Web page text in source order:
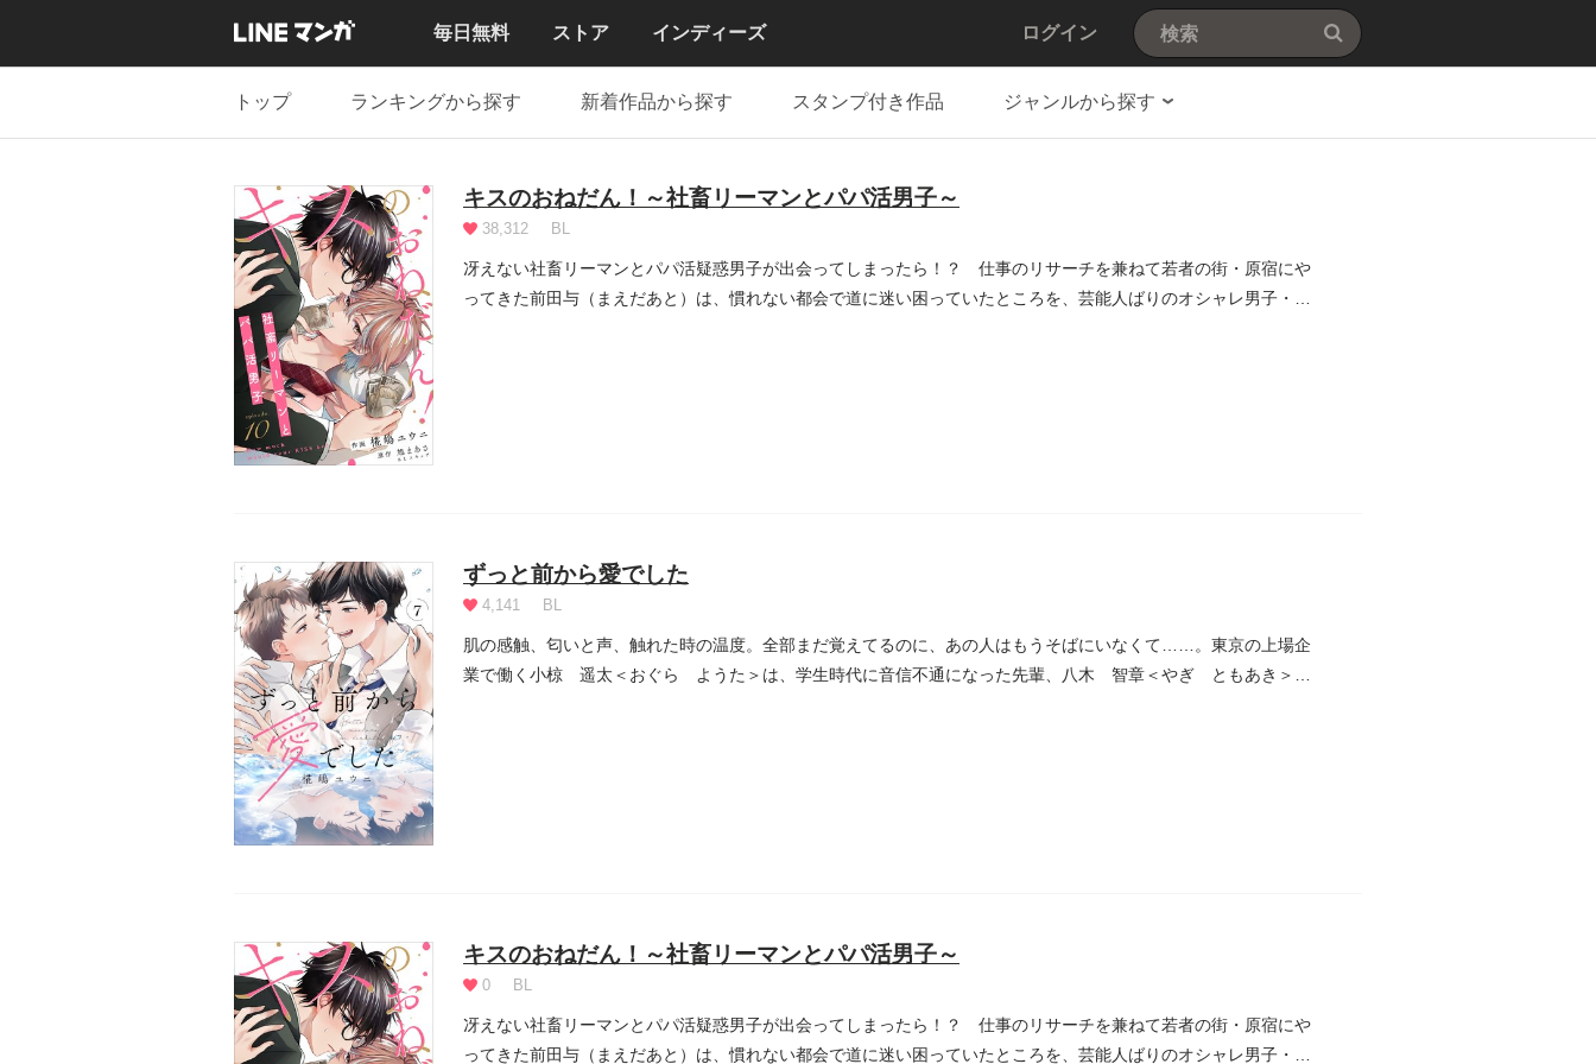
毎日無料 ストア インディーズ ログイン
トップ ランキングから探す 新着作品から探す スタンプ付き作品 ジャンルから探す
キスのおねだん！～社畜リーマンとパパ活男子～
38,312 BL
冴えない社畜リーマンとパパ活疑惑男子が出会ってしまったら！？ 仕事のリサーチを兼ねて若者の街・原宿にや
ってきた前田与（まえだあと）は、慣れない都会で道に迷い困っていたところを、芸能人ばりのオシャレ男子・ナ
ずっと前から愛でした
4,141 BL
肌の感触、匂いと声、触れた時の温度。全部まだ覚えてるのに、あの人はもうそばにいなくて……。東京の上場企
業で働く小椋 遥太＜おぐら ようた＞は、学生時代に音信不通になった先輩、八木 智章＜やぎ ともあき＞が
キスのおねだん！～社畜リーマンとパパ活男子～
0 BL
冴えない社畜リーマンとパパ活疑惑男子が出会ってしまったら！？ 仕事のリサーチを兼ねて若者の街・原宿にや
ってきた前田与（まえだあと）は、慣れない都会で道に迷い困っていたところを、芸能人ばりのオシャレ男子・ナ